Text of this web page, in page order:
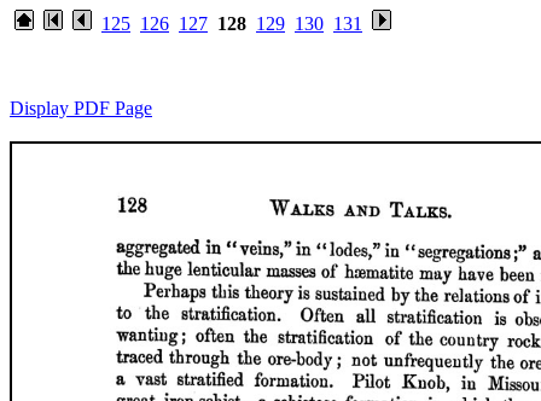
125 126 127 128 129 130 131
Display PDF Page